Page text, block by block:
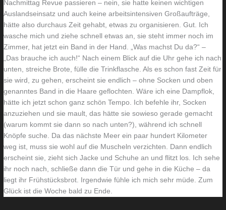
Nachmittag Revue passieren – nein, sie hatte keinen wichtigen
Auslandseinsatz und auch keine arbeitsintensiven Großaufträge,
hätte also durchaus Zeit gehabt, etwas zu organisieren. Gut. Ich
wasche mich und ziehe schnell etwas an, sie steht immer noch im
Zimmer, hat jetzt ein Band in der Hand. „Was machst Du da?“ –
„Das brauche ich auch!“ Nach einem Blick auf die Uhr gehe ich nach
unten, streiche Brote, fülle die Trinkflasche. Als es schon fast Zeit für
sie wird, zu gehen, erscheint sie endlich – ohne Socken und oben
genanntes Band in die Haare geflochten. Wäre ich eine Dampflok,
hätte ich jetzt schon ganz schön Tempo. Ich befehle ihr, Socken
anzuziehen und sie mault, das hätte sie sowieso gerade gemacht
(warum kommt sie dann so nach unten?), während ich schnell
Knöpfe suche. Da das nächste Meer ein paar hundert Kilometer
weg ist, muss sie wohl auf die Muscheln verzichten. Dann endlich
erscheint sie, zieht sich Jacke und Schuhe an und flitzt los. Ich sehe
ihr noch nach, schließe dann die Tür und gehe in die Küche – da
liegt ihr Frühstücksbrot. Irgendwie fühle ich mich sehr müde. Zum
Glück ist die Woche bald zu Ende.
n
u
r
e
i
n
m
a
l
o
h
n
i
m
m
e